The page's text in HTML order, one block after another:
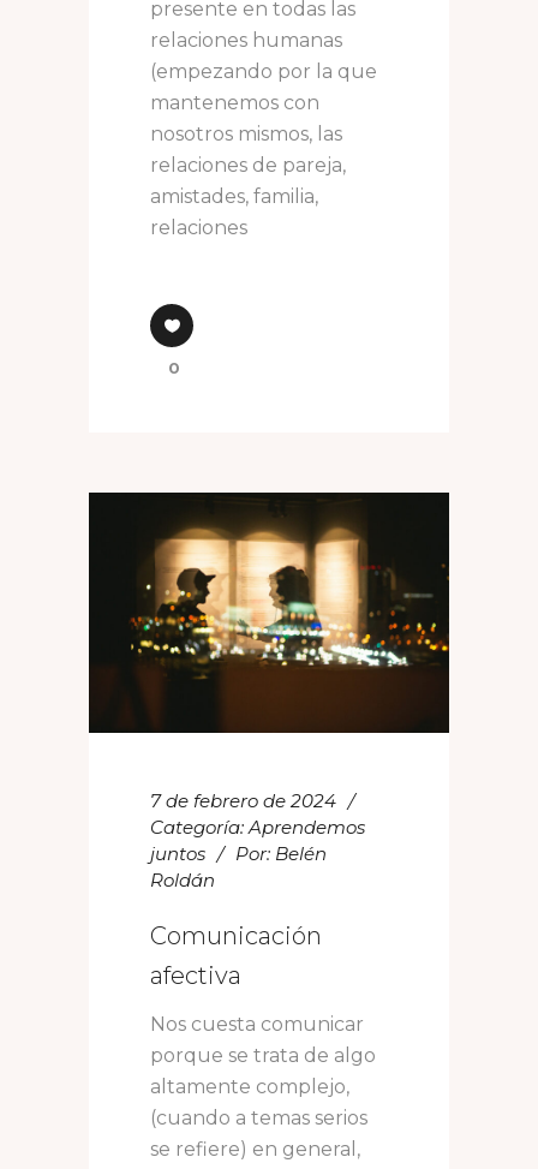
presente en todas las
relaciones humanas
(empezando por la que
mantenemos con
nosotros mismos, las
relaciones de pareja,
amistades, familia,
relaciones
0
7 de febrero de 2024
Categoría: Aprendemos
juntos
Por: Belén
Roldán
Comunicación
afectiva
Nos cuesta comunicar
porque se trata de algo
altamente complejo,
(cuando a temas serios
se refiere) en general,